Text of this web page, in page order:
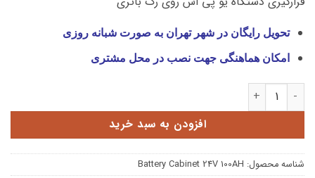
تحویل رایگان در شهر تهران به صورت شبانه روزی
امکان هماهنگی جهت نصب در محل مشتری
کابینت باتری 24 ولت 100 آمپر عدد
افزودن به سبد خرید
شناسه محصول: Battery Cabinet 24V 100AH